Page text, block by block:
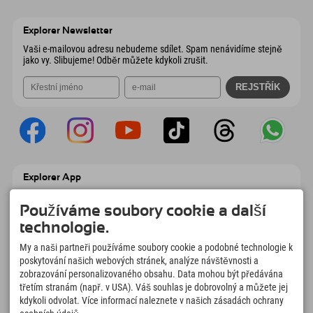
Explorer Newsletter
Vaši e-mailovou adresu nebudeme sdílet. Spam nenávidíme stejně
jako vy. Slibujeme! Odběr můžete kdykoli zrušit.
Explorer App
Explorer To Go s přehledem rezervací,
seznamem míst, která chcete navštívit,
přehledem restaurací a mnoha dalšími
Čas na chvilky objevitelů
166 4.634km
Používáme soubory cookie a další
technologie.
My a naši partneři používáme soubory cookie a podobné technologie k
poskytování našich webových stránek, analýze návštěvnosti a
zobrazování personalizovaného obsahu. Data mohou být předávána
třetím stranám (např. v USA). Váš souhlas je dobrovolný a můžete jej
kdykoli odvolat. Více informací naleznete v našich zásadách ochrany